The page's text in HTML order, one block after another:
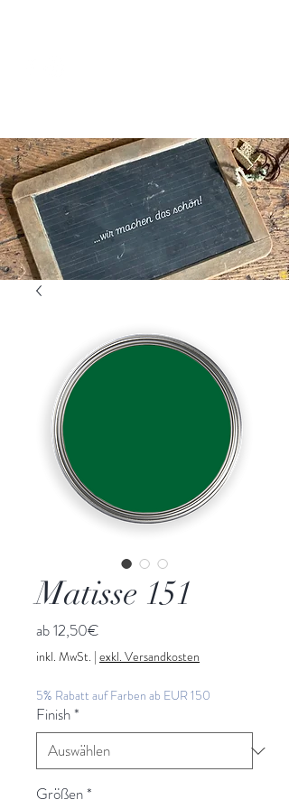
Matisse 151
ab12,50€
Preis
inkl. MwSt. | exkl. Versandkosten
5% Rabatt auf Farben ab EUR 150
Finish*
Größen*